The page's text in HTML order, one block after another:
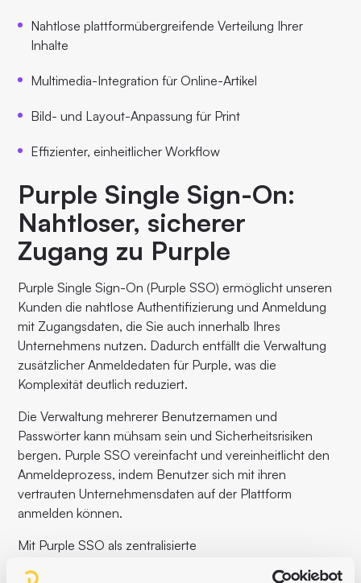
Nahtlose plattformübergreifende Verteilung Ihrer
Inhalte
Multimedia-Integration für Online-Artikel
Bild- und Layout-Anpassung für Print
Effizienter, einheitlicher Workflow
Purple Single Sign-On:
Nahtloser, sicherer
Zugang zu Purple
Purple Single Sign-On (Purple SSO) ermöglicht unseren
Kunden die nahtlose Authentifizierung und Anmeldung
mit Zugangsdaten, die Sie auch innerhalb Ihres
Unternehmens nutzen. Dadurch entfällt die Verwaltung
zusätzlicher Anmeldedaten für Purple, was die
Komplexität deutlich reduziert.
Die Verwaltung mehrerer Benutzernamen und
Passwörter kann mühsam sein und Sicherheitsrisiken
bergen. Purple SSO vereinfacht und vereinheitlicht den
Anmeldeprozess, indem Benutzer sich mit ihren
vertrauten Unternehmensdaten auf der Plattform
anmelden können.
Mit Purple SSO als zentralisierte